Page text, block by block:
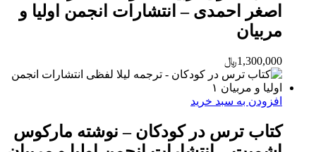
اصغر احمدی – انتشارات انجمن اولیا و
مربیان
1,300,000﷼
افزودن به سبد خرید
کتاب ترس در کودکان – نوشته مارکوس